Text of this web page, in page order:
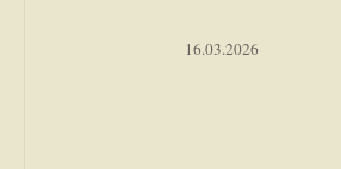
16.03.2026